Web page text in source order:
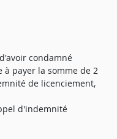
condamné
à payer la somme de 2
de licenciement,
d'indemnité